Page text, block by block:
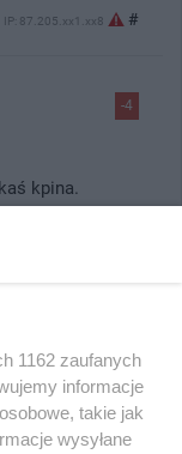
IP: 87.205.xx1.xx8 #
-4
kpina.
i
że o
IP: 84.38.xx5.xx9 #
1162 zaufanych
informacje
takie jak
wysyłane